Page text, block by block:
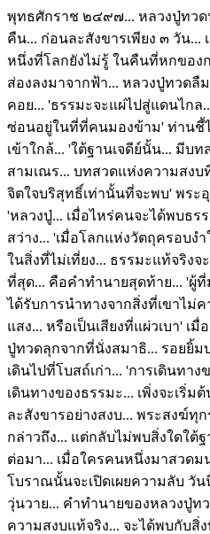
พุทธศักราช ๒๔๙๗... หลวงปู่ทว
คืน... ก่อนละสังขารเพียง ๓ วัน...
หนึ่งที่โลกยังไม่รู้ ในคืนที่หกของ
ส่องลงมาจากฟ้า... หลวงปู่ทวด
คอย... 'ธรรมะจะแผ่ไปสู่แดนไกล
ซ่อนอยู่ในที่ที่คนมองข้าม' ท่านชี้
เข้าใกล้... 'ใต้ฐานเจดีย์นั้น... มีบ
สามเณร... บทสวดแห่งความสงบ
จิตใจบริสุทธิ์เท่านั้นที่จะพบ' พระ
'หลวงปู่... เมื่อไหร่คนจะได้พบธร
สว่าง... 'เมื่อโลกแห่งวัตถุครอบง
ในสิ่งที่ไม่เที่ยง... ธรรมะแท้จริงจ
ที่สุด... คือคำทำนายสุดท้าย... 'ผู้ที่
ได้รับการนำทางจากสิ่งที่เขาไม่
แสง... หรือเป็นเสียงที่แผ่วเบา' เ
ปู่ทวดลุกจากที่นั่งสมาธิ... รอยยิ้ม
เดินไปที่โบสถ์เก่า... 'การเดินทา
เดินทางของธรรมะ... เพิ่งจะเริ่
ละสังขารอย่างสงบ... พระสงฆ์ทุ
กล่าวถึง... แต่กลับไม่พบสิ่งใดใต้
ต่อมา... เมื่อใครคนหนึ่งมาสวดม
โบราณนั้นจะเปิดเผยความลับ วัน
วุ่นวาย... คำทำนายของหลวงปู่ท
ความสงบแท้จริง... จะได้พบกับสิ่